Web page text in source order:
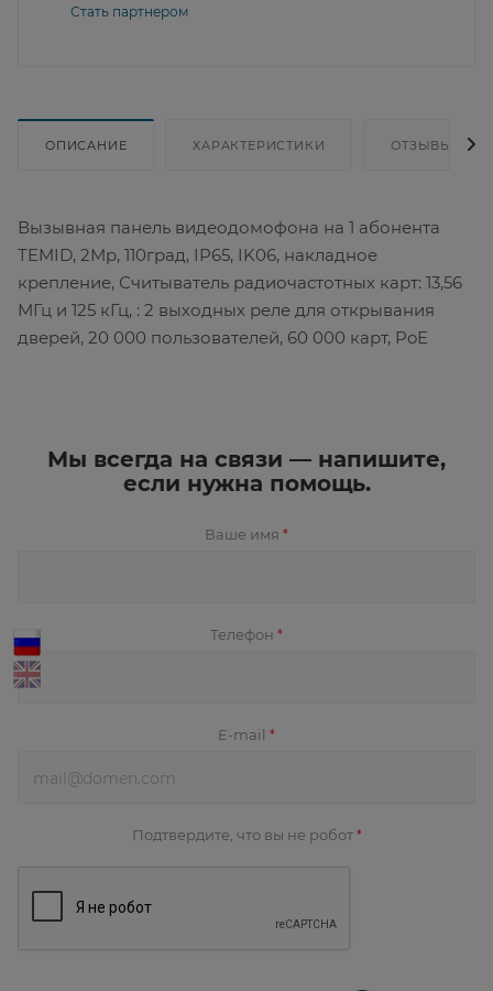
Стать партнером
ОПИСАНИЕ ХАРАКТЕРИСТИКИ ОТЗЫВЫ
Вызывная панель видеодомофона на 1 абонента
TEMID, 2Mp, 110град, IP65, IK06, накладное
крепление, Считыватель радиочастотных карт: 13,56
МГц и 125 кГц, : 2 выходных реле для открывания
дверей, 20 000 пользователей, 60 000 карт, PoE
Мы всегда на связи — напишите,
если нужна помощь.
Ваше имя *
Телефон *
E-mail *
Подтвердите, что вы не робот *